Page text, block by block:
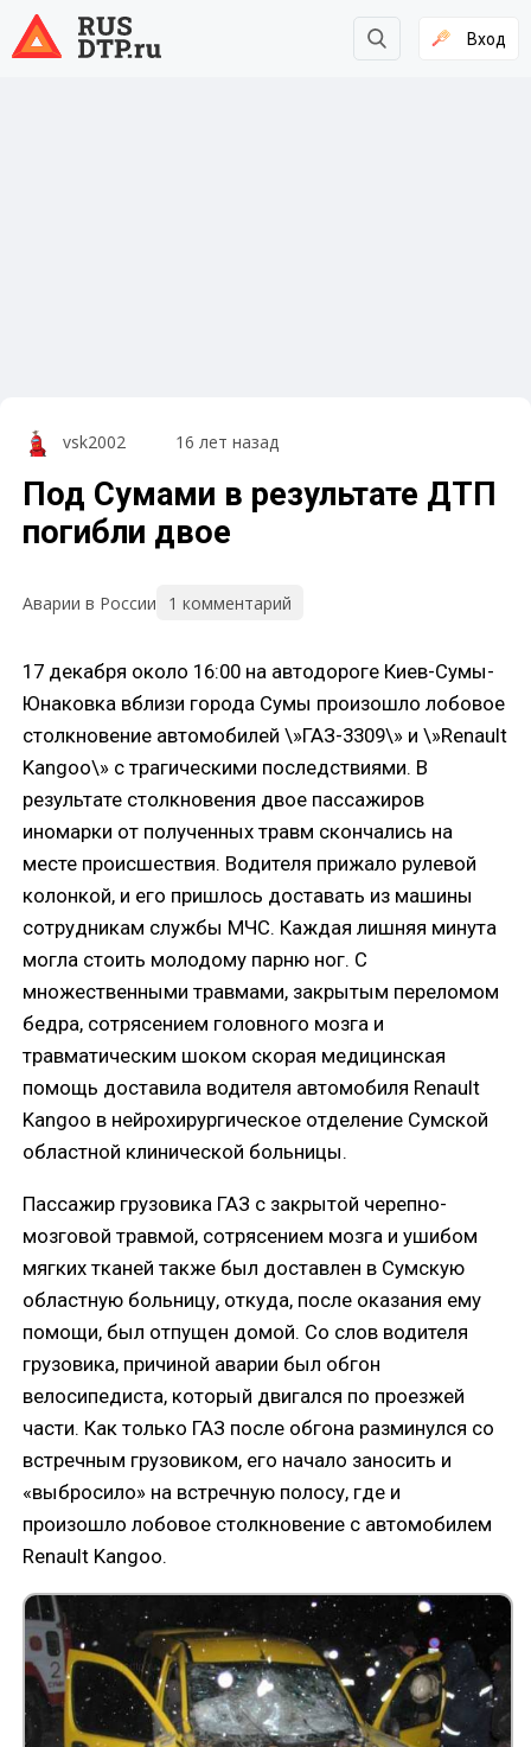
Вход
vsk2002 16 лет назад
Под Сумами в результате ДТП
погибли двое
Аварии в России 1 комментарий
17 декабря около 16:00 на автодороге Киев-Сумы-
Юнаковка вблизи города Сумы произошло лобовое
столкновение автомобилей \»ГАЗ-3309\» и \»Renault
Kangoo\» с трагическими последствиями. В
результате столкновения двое пассажиров
иномарки от полученных травм скончались на
месте происшествия. Водителя прижало рулевой
колонкой, и его пришлось доставать из машины
сотрудникам службы МЧС. Каждая лишняя минута
могла стоить молодому парню ног. С
множественными травмами, закрытым переломом
бедра, сотрясением головного мозга и
травматическим шоком скорая медицинская
помощь доставила водителя автомобиля Renault
Kangoo в нейрохирургическое отделение Сумской
областной клинической больницы.
Пассажир грузовика ГАЗ с закрытой черепно-
мозговой травмой, сотрясением мозга и ушибом
мягких тканей также был доставлен в Сумскую
областную больницу, откуда, после оказания ему
помощи, был отпущен домой. Со слов водителя
грузовика, причиной аварии был обгон
велосипедиста, который двигался по проезжей
части. Как только ГАЗ после обгона разминулся со
встречным грузовиком, его начало заносить и
«выбросило» на встречную полосу, где и
произошло лобовое столкновение с автомобилем
Renault Kangoo.